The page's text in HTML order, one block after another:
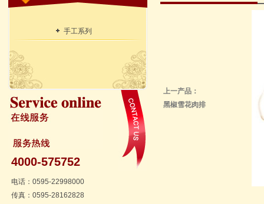
手工系列
4000-575752
电话：0595-22998000
传真：0595-28162828
上一产品：
黑椒雪花肉排